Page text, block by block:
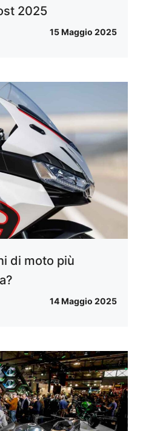
2025
15 Maggio 2025
di moto più
14 Maggio 2025